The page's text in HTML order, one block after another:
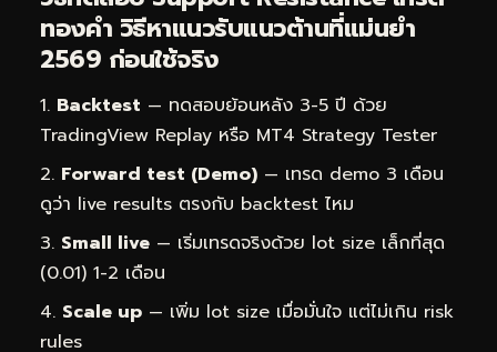
ทองคำ วิธีหาแนวรับแนวต้านที่แม่นยำ
2569 ก่อนใช้จริง
Backtest — ทดสอบย้อนหลัง 3-5 ปี ด้วย
TradingView Replay หรือ MT4 Strategy Tester
Forward test (Demo) — เทรด demo 3 เดือน
ดูว่า live results ตรงกับ backtest ไหม
Small live — เริ่มเทรดจริงด้วย lot size เล็กที่สุด
(0.01) 1-2 เดือน
Scale up — เพิ่ม lot size เมื่อมั่นใจ แต่ไม่เกิน risk
rules